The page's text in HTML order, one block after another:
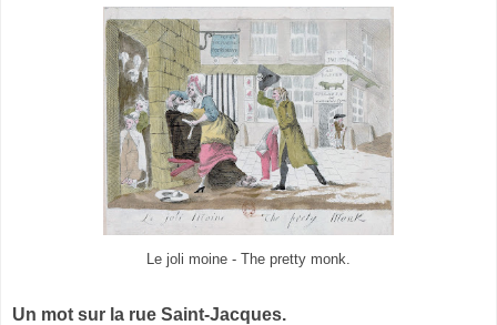
Le joli moine - The pretty monk.
Un mot sur la rue Saint-Jacques.